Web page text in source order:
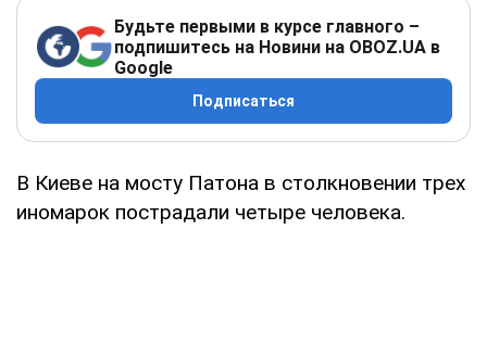
Будьте первыми в курсе главного –
подпишитесь на Новини на OBOZ.UA в
Google
Подписаться
В Киеве на мосту Патона в столкновении трех
иномарок пострадали четыре человека.